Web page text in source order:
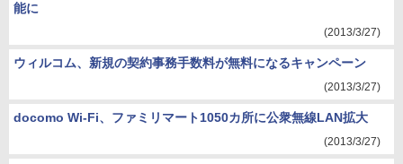
能に
(2013/3/27)
ウィルコム、新規の契約事務手数料が無料になるキャンペーン
(2013/3/27)
docomo Wi-Fi、ファミリマート1050カ所に公衆無線LAN拡大
(2013/3/27)